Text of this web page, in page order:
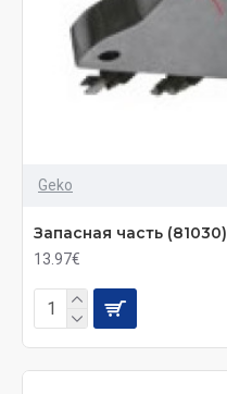
Geko
Запасная часть (81030)
13.97€